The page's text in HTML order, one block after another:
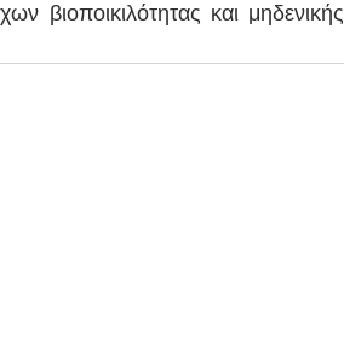
βιοποικιλότητας και μηδενικής